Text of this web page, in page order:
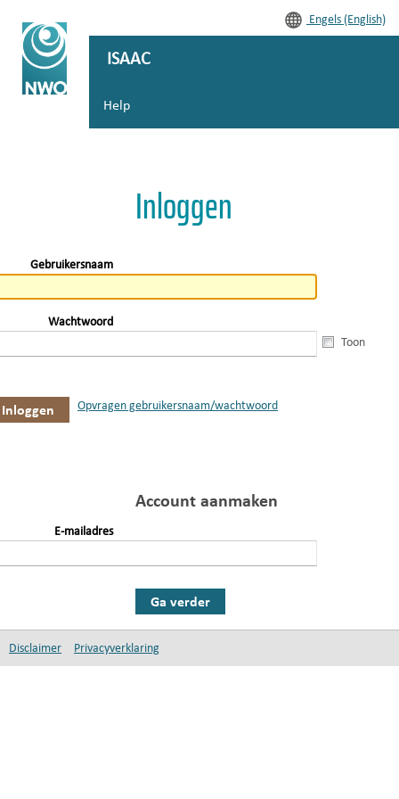
Engels (English)
ISAAC
Help
Inloggen
Gebruikersnaam
Wachtwoord
Toon
Opvragen gebruikersnaam/wachtwoord
Account aanmaken
E-mailadres
Ga verder
Disclaimer Privacyverklaring